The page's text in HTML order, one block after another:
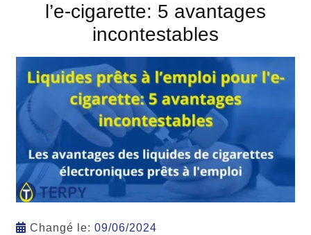
l’e-cigarette: 5 avantages
incontestables
Changé le: 09/06/2024